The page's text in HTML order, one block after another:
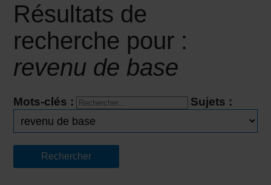
Résultats de
recherche pour :
revenu de base
Mots-clés : Sujets :